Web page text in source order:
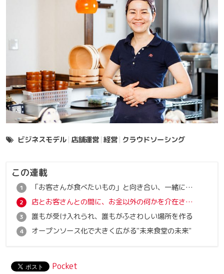
ビジネスモデル 店舗運営 経営 クラウドソーシング
この連載
「お客さんが食べたいもの」と向き合い、一緒に作り上げる
店とお客さんとの間に、お金以外の何かを介在させたい
誰もが受け入れられ、誰もがふさわしい場所を作る
オープンソース化で大きく広がる"未来食堂の未来"
Pocket